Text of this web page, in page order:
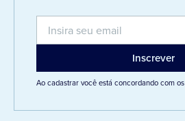
Ao cadastrar você está concordando com os